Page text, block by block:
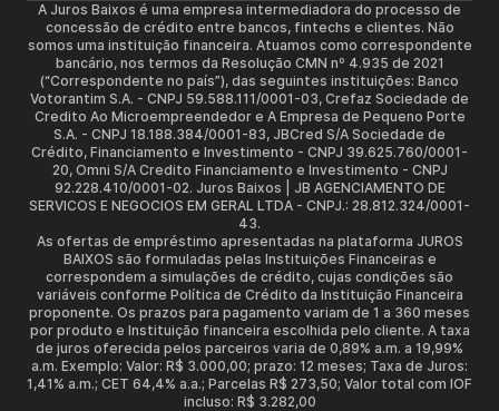
A Juros Baixos é uma empresa intermediadora do processo de
concessão de crédito entre bancos, fintechs e clientes. Não
somos uma instituição financeira. Atuamos como correspondente
bancário, nos termos da Resolução CMN nº 4.935 de 2021
(“Correspondente no país”), das seguintes instituições: Banco
Votorantim S.A. - CNPJ 59.588.111/0001-03, Crefaz Sociedade de
Credito Ao Microempreendedor e A Empresa de Pequeno Porte
S.A. - CNPJ 18.188.384/0001-83, JBCred S/A Sociedade de
Crédito, Financiamento e Investimento - CNPJ 39.625.760/0001-
20, Omni S/A Credito Financiamento e Investimento - CNPJ
92.228.410/0001-02. Juros Baixos | JB AGENCIAMENTO DE
SERVICOS E NEGOCIOS EM GERAL LTDA - CNPJ.: 28.812.324/0001-
43.
As ofertas de empréstimo apresentadas na plataforma JUROS
BAIXOS são formuladas pelas Instituições Financeiras e
correspondem a simulações de crédito, cujas condições são
variáveis conforme Política de Crédito da Instituição Financeira
proponente. Os prazos para pagamento variam de 1 a 360 meses
por produto e Instituição financeira escolhida pelo cliente. A taxa
de juros oferecida pelos parceiros varia de 0,89% a.m. a 19,99%
a.m. Exemplo: Valor: R$ 3.000,00; prazo: 12 meses; Taxa de Juros:
1,41% a.m.; CET 64,4% a.a.; Parcelas R$ 273,50; Valor total com IOF
incluso: R$ 3.282,00